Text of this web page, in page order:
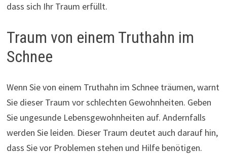
dass sich Ihr Traum erfüllt.
Traum von einem Truthahn im
Schnee
Wenn Sie von einem Truthahn im Schnee träumen, warnt
Sie dieser Traum vor schlechten Gewohnheiten. Geben
Sie ungesunde Lebensgewohnheiten auf. Andernfalls
werden Sie leiden. Dieser Traum deutet auch darauf hin,
dass Sie vor Problemen stehen und Hilfe benötigen.